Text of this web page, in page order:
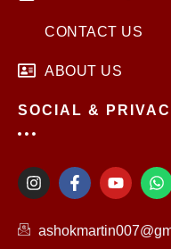
CONTACT US
ABOUT US
SOCIAL &
I
n
a
F
a
b
Y
o
t
u
W
h
s